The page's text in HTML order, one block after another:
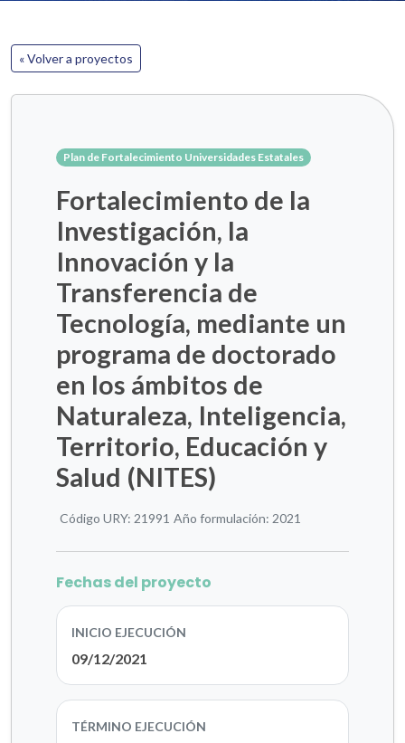
« Volver a proyectos
Plan de Fortalecimiento Universidades Estatales
Fortalecimiento de la
Investigación, la
Innovación y la
Transferencia de
Tecnología, mediante un
programa de doctorado
en los ámbitos de
Naturaleza, Inteligencia,
Territorio, Educación y
Salud (NITES)
Código URY: 21991 Año formulación: 2021
Fechas del proyecto
INICIO EJECUCIÓN
09/12/2021
TÉRMINO EJECUCIÓN